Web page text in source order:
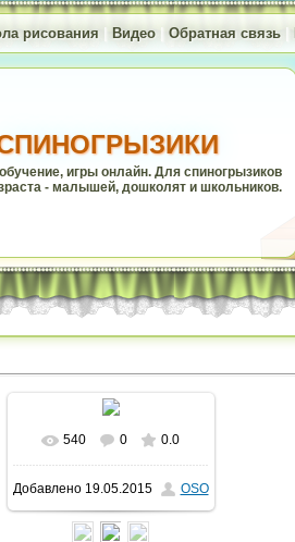
рисования Видео| Обратная связь|
игры онлайн. Для спиногрызиков
- малышей, дошколят и школьников.
В реальном размере
500x625/ 81.7Kb
540 0 0.0
Добавлено19.05.2015 OSO